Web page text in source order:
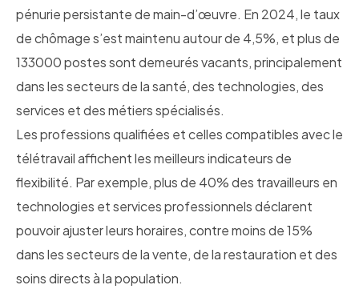
pénurie persistante de main-d’œuvre. En 2024, le taux
de chômage s’est maintenu autour de 4,5%, et plus de
133000 postes sont demeurés vacants, principalement
dans les secteurs de la santé, des technologies, des
services et des métiers spécialisés.
Les professions qualifiées et celles compatibles avec le
télétravail affichent les meilleurs indicateurs de
flexibilité. Par exemple, plus de 40% des travailleurs en
technologies et services professionnels déclarent
pouvoir ajuster leurs horaires, contre moins de 15%
dans les secteurs de la vente, de la restauration et des
soins directs à la population.